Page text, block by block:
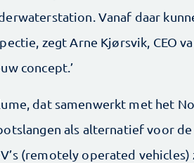
Vanaf daar
zegt Arne Kjørsvik, CEO
concept.’
dat samenwerkt met het
als alternatief voor
(remotely operated